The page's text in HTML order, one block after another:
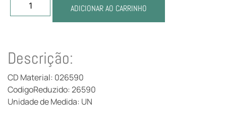
ADICIONAR AO CARRINHO
Descrição:
CD Material: 026590
CodigoReduzido: 26590
Unidade de Medida: UN